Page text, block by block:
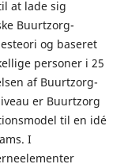
at lade sig
Buurtzorg-
og baseret
personer i 25
af Buurtzorg-
er Buurtzorg
til en idé
I